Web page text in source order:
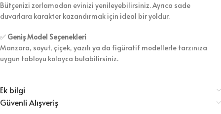
Bütçenizi zorlamadan evinizi yenileyebilirsiniz. Ayrıca sade
duvarlara karakter kazandırmak için ideal bir yoldur.
✅ Geniş Model Seçenekleri
Manzara, soyut, çiçek, yazılı ya da figüratif modellerle tarzınıza
uygun tabloyu kolayca bulabilirsiniz.
Ek bilgi
Güvenli Alışveriş